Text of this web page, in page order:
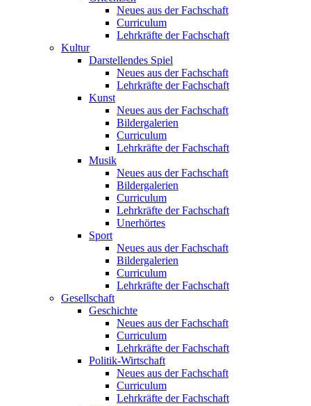
Neues aus der Fachschaft
Curriculum
Lehrkräfte der Fachschaft
Kultur
Darstellendes Spiel
Neues aus der Fachschaft
Lehrkräfte der Fachschaft
Kunst
Neues aus der Fachschaft
Bildergalerien
Curriculum
Lehrkräfte der Fachschaft
Musik
Neues aus der Fachschaft
Bildergalerien
Curriculum
Lehrkräfte der Fachschaft
Unerhörtes
Sport
Neues aus der Fachschaft
Bildergalerien
Curriculum
Lehrkräfte der Fachschaft
Gesellschaft
Geschichte
Neues aus der Fachschaft
Curriculum
Lehrkräfte der Fachschaft
Politik-Wirtschaft
Neues aus der Fachschaft
Curriculum
Lehrkräfte der Fachschaft